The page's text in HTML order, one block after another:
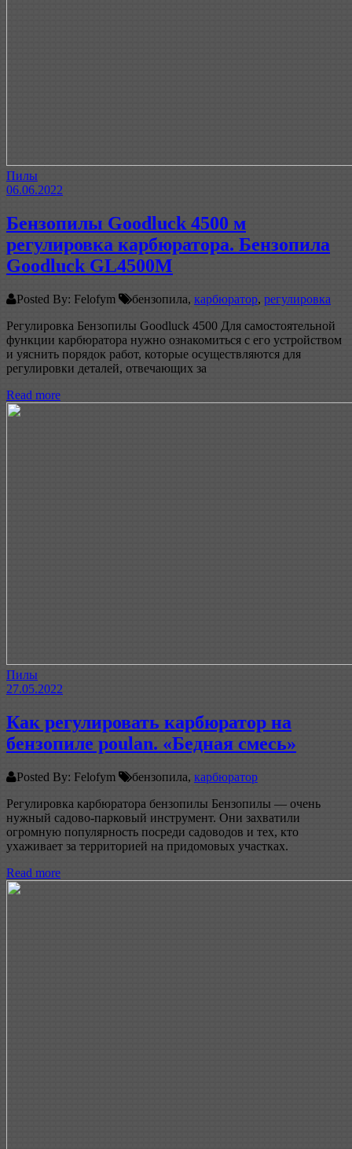
Пилы
06.06.2022
Бензопилы Goodluck 4500 м
регулировка карбюратора. Бензопила
Goodluck GL4500M
Posted By: Felofym бензопила, карбюратор, регулировка
Регулировка Бензопилы Goodluck 4500 Для самостоятельной
функции карбюратора нужно ознакомиться с его устройством
и уяснить порядок работ, которые осуществляются для
регулировки деталей, отвечающих за
Read more
Пилы
27.05.2022
Как регулировать карбюратор на
бензопиле poulan. «Бедная смесь»
Posted By: Felofym бензопила, карбюратор
Регулировка карбюратора бензопилы Бензопилы — очень
нужный садово-парковый инструмент. Они захватили
огромную популярность посреди садоводов и тех, кто
ухаживает за территорией на придомовых участках.
Read more